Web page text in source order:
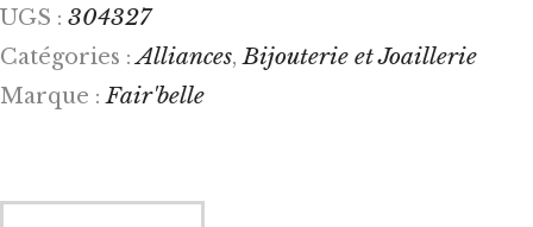
UGS : 304327
Catégories :Alliances,Bijouterie et Joaillerie
Marque :Fair'belle